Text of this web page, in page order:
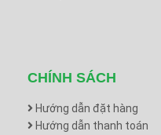
CHÍNH SÁCH
Hướng dẫn đặt hàng
Hướng dẫn thanh toán